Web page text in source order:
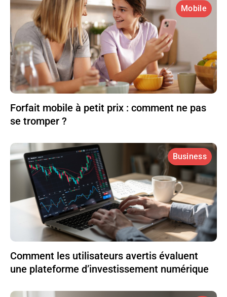
Mobile
Forfait mobile à petit prix : comment ne pas
se tromper ?
Business
Comment les utilisateurs avertis évaluent
une plateforme d’investissement numérique